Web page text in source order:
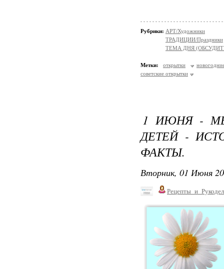
Рубрики: АРТ/Художники
ТРАДИЦИИ/Праздники
ТЕМА ДНЯ
Метки: открытки
советские открытки
1 ИЮНЯ -
ДЕТЕЙ -
ФАКТЫ.
Вторник, 01 Июня